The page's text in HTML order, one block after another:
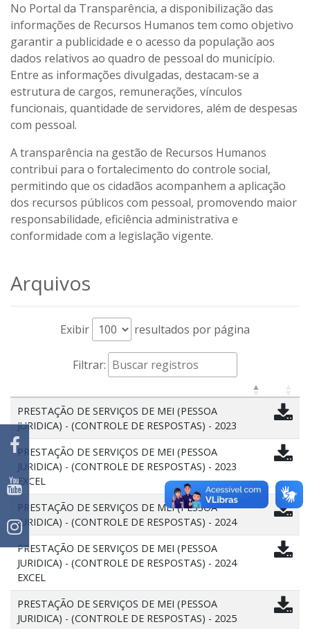
No Portal da Transparência, a disponibilização das
informações de Recursos Humanos tem como objetivo
garantir a publicidade e o acesso da população aos
dados relativos ao quadro de pessoal do município.
Entre as informações divulgadas, destacam-se a
estrutura de cargos, remunerações, vínculos
funcionais, quantidade de servidores, além de despesas
com pessoal.
A transparência na gestão de Recursos Humanos
contribui para o fortalecimento do controle social,
permitindo que os cidadãos acompanhem a aplicação
dos recursos públicos com pessoal, promovendo maior
responsabilidade, eficiência administrativa e
conformidade com a legislação vigente.
Arquivos
Exibir resultados por página
Filtrar:
PRESTAÇÃO DE SERVIÇOS DE MEI (PESSOA
JURIDICA) - (CONTROLE DE RESPOSTAS) - 2023
PRESTAÇÃO DE SERVIÇOS DE MEI (PESSOA
JURIDICA) - (CONTROLE DE RESPOSTAS) - 2023
EXCEL
PRESTAÇÃO DE SERVIÇOS DE MEI (PESSOA
JURIDICA) - (CONTROLE DE RESPOSTAS) - 2024
PRESTAÇÃO DE SERVIÇOS DE MEI (PESSOA
JURIDICA) - (CONTROLE DE RESPOSTAS) - 2024
EXCEL
PRESTAÇÃO DE SERVIÇOS DE MEI (PESSOA
JURIDICA) - (CONTROLE DE RESPOSTAS) - 2025